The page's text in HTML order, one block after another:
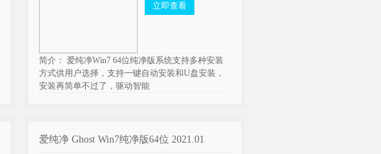
立即查看
简介： 爱纯净Win7 64位纯净版系统支持多种安装
方式供用户选择，支持一键自动安装和U盘安装，
安装再简单不过了，驱动智能
爱纯净 Ghost Win7纯净版64位 2021.01